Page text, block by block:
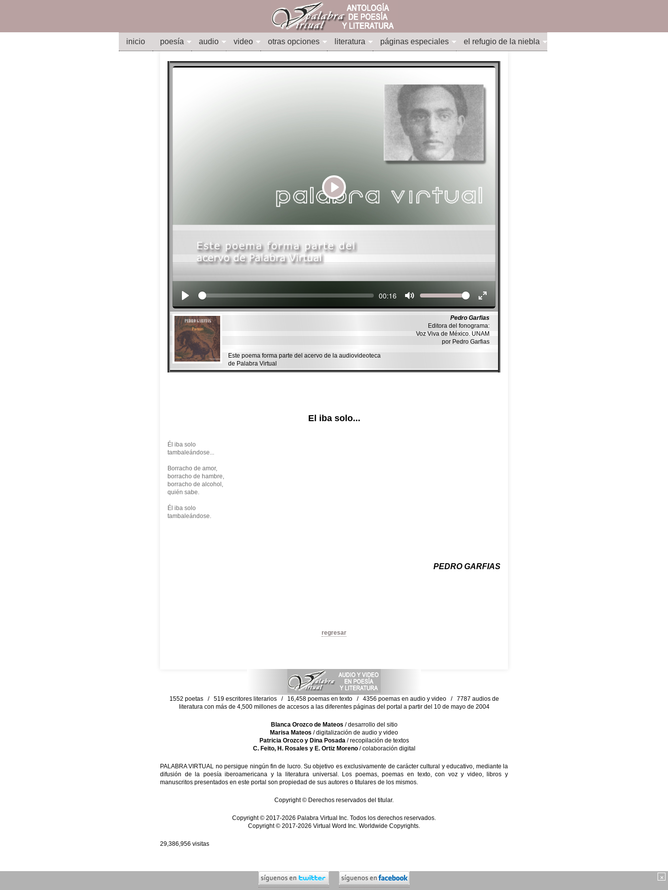
inicio poesía audio video otras opciones literatura páginas especiales el refugio de la niebla
Play
Seek Current
00:16 Volume
Pedro Garfias
Editora del fonograma:
Voz Viva de México. UNAM
por Pedro Garfias
Este poema forma parte del acervo de la audiovideoteca
de Palabra Virtual
El iba solo...
Él iba solo
tambaleándose...
Borracho de amor,
borracho de hambre,
borracho de alcohol,
quién sabe.
Él iba solo
tambaleándose.
PEDRO GARFIAS
regresar
×
1552 poetas / 519 escritores literarios / 16,458 poemas en texto / 4356 poemas en audio y video / 7787 audios de
literatura con más de 4,500 millones de accesos a las diferentes páginas del portal a partir del 10 de mayo de 2004
Blanca Orozco de Mateos / desarrollo del sitio
Marisa Mateos / digitalización de audio y video
Patricia Orozco y Dina Posada/ recopilación de textos
C. Feito, H. Rosales y E. Ortiz Moreno/ colaboración digital
PALABRA VIRTUAL no persigue ningún fin de lucro. Su objetivo es exclusivamente de carácter cultural y educativo, mediante la
difusión de la poesía iberoamericana y la literatura universal. Los poemas, poemas en texto, con voz y video, libros y
manuscritos presentados en este portal son propiedad de sus autores o titulares de los mismos.
Copyright © Derechos reservados del titular.
Copyright © 2017-2026 Palabra Virtual Inc. Todos los derechos reservados.
Copyright © 2017-2026 Virtual Word Inc. Worldwide Copyrights.
29,386,956 visitas